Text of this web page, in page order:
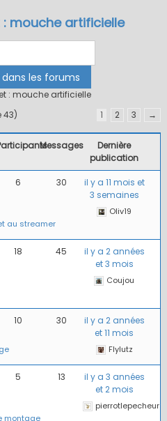
mouche artificielle
: mouche artificielle
43)
1 2 3 →
Messages
Dernière
publication
au streamer
6 30
il y a 11 mois et
3 semaines
Oliv19
18 45
il y a 2 années
et 3 mois
Coujou
10 30
il y a 2 années
et 11 mois
Flylutz
montage
5 13
il y a 3 années
et 2 mois
pierrotlepecheur